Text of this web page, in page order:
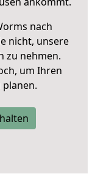
nach
nicht, unsere
zu nehmen.
um Ihren
planen.